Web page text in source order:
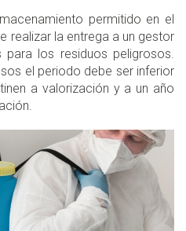
permitido en el
realizar la entrega a un gestor
los residuos peligrosos.
el periodo debe ser inferior
a valorización y a un año